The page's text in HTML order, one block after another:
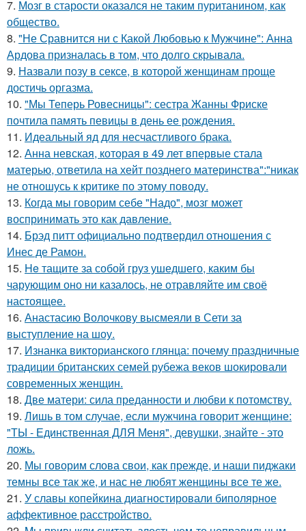
7. Мозг в старости оказался не таким пуританином, как
общество.
8. "Не Сравнится ни с Какой Любовью к Мужчине": Анна
Ардова призналась в том, что долго скрывала.
9. Назвали позу в сексе, в которой женщинам проще
достичь оргазма.
10. "Мы Теперь Ровесницы": сестра Жанны Фриске
почтила память певицы в день ее рождения.
11. Идеальный яд для несчастливого брака.
12. Анна невская, которая в 49 лет впервые стала
матерью, ответила на хейт позднего материнства":"никак
не отношусь к критике по этому поводу.
13. Когда мы говорим себе "Надо", мозг может
воспринимать это как давление.
14. Брэд питт официально подтвердил отношения с
Инес де Рамон.
15. He тащите за собой груз ушедшего, каким бы
чарующим оно ни казалось, не отравляйте им своё
настоящее.
16. Анастасию Волочкову высмеяли в Сети за
выступление на шоу.
17. Изнанка викторианского глянца: почему праздничные
традиции британских семей рубежа веков шокировали
современных женщин.
18. Две матери: сила преданности и любви к потомству.
19. Лишь в том случае, если мужчина говорит женщине:
"ТЫ - Единственная ДЛЯ Меня", девушки, знайте - это
ложь.
20. Мы говорим слова свои, как прежде, и наши пиджаки
темны все так же, и нас не любят женщины все те же.
21. У славы копейкина диагностировали биполярное
аффективное расстройство.